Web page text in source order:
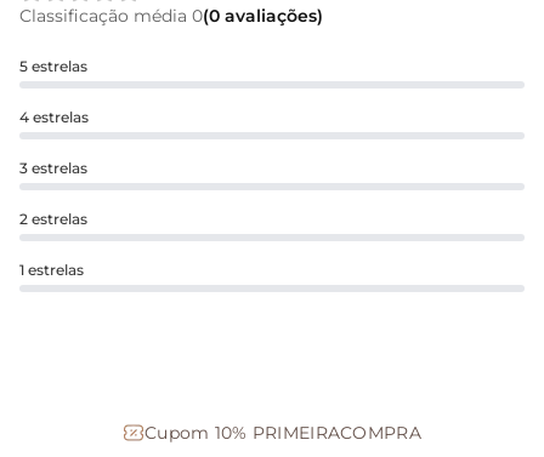
Classificação média 0(0 avaliações)
5 estrelas
4 estrelas
3 estrelas
2 estrelas
1 estrelas
Cupom 10% PRIMEIRACOMPRA